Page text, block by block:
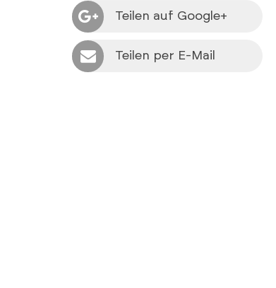
Teilen auf Google+
Teilen per E-Mail